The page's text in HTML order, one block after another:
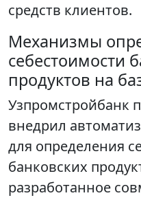
средств клиентов.
Механизмы
себестоимости
продуктов на
Узпромстройбанк
внедрил
для определения
банковских
разработанное